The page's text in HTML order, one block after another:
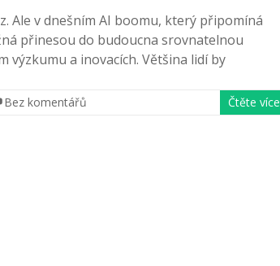
Ale v dnešním AI boomu, který připomíná
přinesou do budoucna srovnatelnou
výzkumu a inovacích. Většina lidí by
Bez komentářů Čtěte více